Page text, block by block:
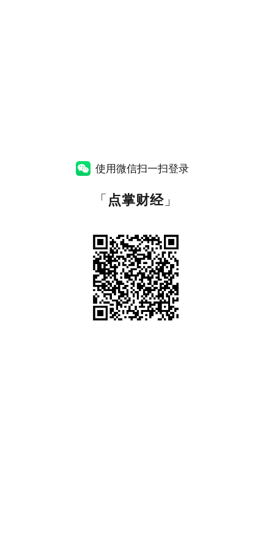
使用微信扫一扫登录
「 点掌财经」